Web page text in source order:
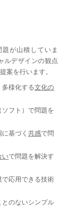
が山積していま
ルデザインの観点
案を行います。
多様化する文化の
（ソフト）で問題を
に基づく共感で問
いで問題を解決す
応用できる技術
のないシンプル